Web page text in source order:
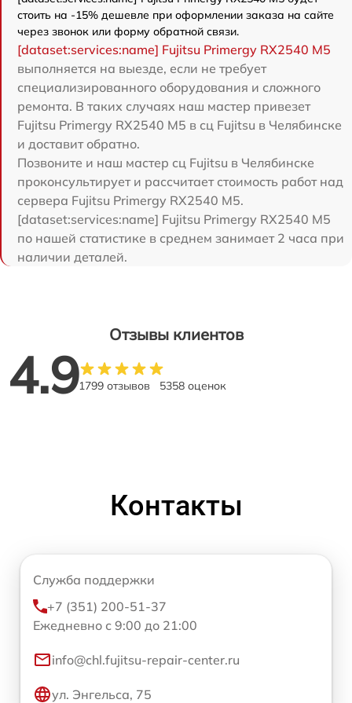
стоить на -15% дешевле при оформлении заказа на сайте
через звонок или форму обратной связи.
[dataset:services:name] Fujitsu Primergy RX2540 M5
выполняется на выезде, если не требует
специализированного оборудования и сложного
ремонта. В таких случаях наш мастер привезет
Fujitsu Primergy RX2540 M5 в сц Fujitsu в Челябинске
и доставит обратно.
Позвоните и наш мастер сц Fujitsu в Челябинске
проконсультирует и рассчитает стоимость работ над
сервера Fujitsu Primergy RX2540 M5.
[dataset:services:name] Fujitsu Primergy RX2540 M5
по нашей статистике в среднем занимает 2 часа при
наличии деталей.
Отзывы клиентов
4.91799 отзывов 5358 оценок
Контакты
Служба поддержки
+7 (351) 200-51-37
Ежедневно с 9:00 до 21:00
info@chl.fujitsu-repair-center.ru
ул. Энгельса, 75